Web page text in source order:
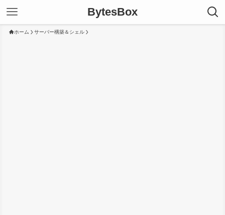
BytesBox
ホーム サーバー構築＆シェル